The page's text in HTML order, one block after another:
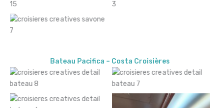
Bateau Pacifica – Costa Croisières